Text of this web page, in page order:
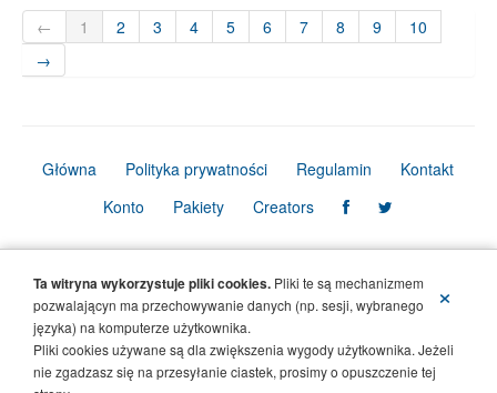
← 1 2 3 4 5 6 7 8 9
10
→
Główna Polityka prywatności Regulamin
Kontakt
Konto
Pakiety Creators
×
Ta witryna wykorzystuje pliki cookies. Pliki te są mechanizmem
pozwalającyn ma przechowywanie danych (np. sesji, wybranego
języka) na komputerze użytkownika.
Pliki cookies używane są dla zwiększenia wygody użytkownika. Jeżeli
nie zgadzasz się na przesyłanie ciastek, prosimy o opuszczenie tej